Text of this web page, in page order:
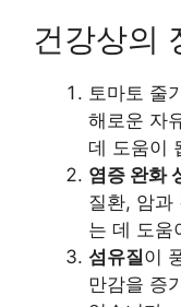
건강상의
토마토 줄
해로운 자
데 도움이
염증 완화
질환, 암과
는 데 도움
섬유질이
만감을 증